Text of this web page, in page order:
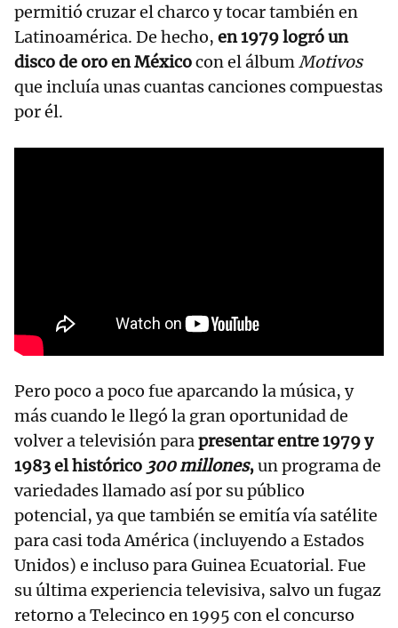
permitió cruzar el charco y tocar también en
Latinoamérica. De hecho, en 1979 logró un
disco de oro en Méxicocon el álbumMotivos
que incluía unas cuantas canciones compuestas
por él.
Pero poco a poco fue aparcando la música, y
más cuando le llegó la gran oportunidad de
volver a televisión parapresentar entre 1979 y
1983 el histórico 300 millones,un programa de
variedades llamado así por su público
potencial, ya que también se emitía vía satélite
para casi toda América (incluyendo a Estados
Unidos) e incluso para Guinea Ecuatorial. Fue
su última experiencia televisiva, salvo un fugaz
retorno a Telecinco en 1995 con el concurso